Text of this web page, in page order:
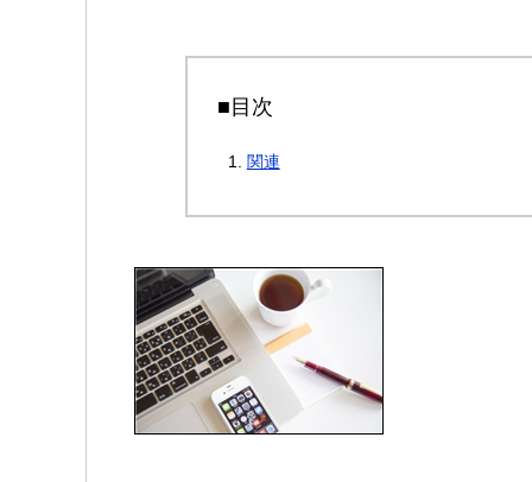
■目次
関連